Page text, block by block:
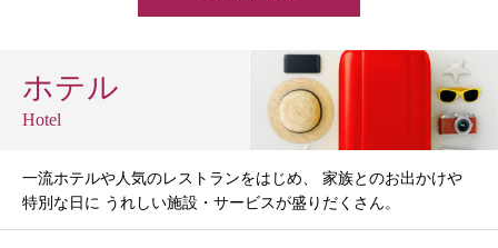
ホテル
Hotel
一流ホテルや人気のレストランをはじめ、 家族とのお出かけや
特別な日に うれしい施設・サービスが盛りだくさん。